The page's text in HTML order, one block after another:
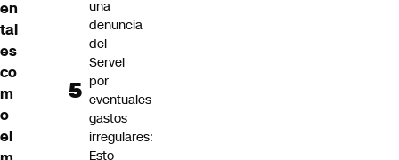
en
tal
es
co
m
o
el
una
denuncia
del
Servel
por
eventuales
gastos
irregulares:
Esto